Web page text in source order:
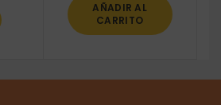
AÑADIR AL
CARRITO